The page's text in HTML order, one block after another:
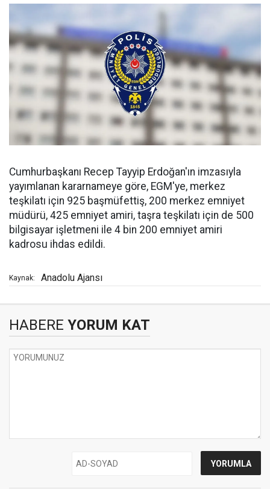
Cumhurbaşkanı Recep Tayyip Erdoğan'ın imzasıyla
yayımlanan kararnameye göre, EGM'ye, merkez
teşkilatı için 925 başmüfettiş, 200 merkez emniyet
müdürü, 425 emniyet amiri, taşra teşkilatı için de 500
bilgisayar işletmeni ile 4 bin 200 emniyet amiri
kadrosu ihdas edildi.
Kaynak: Anadolu Ajansı
HABERE YORUM KAT